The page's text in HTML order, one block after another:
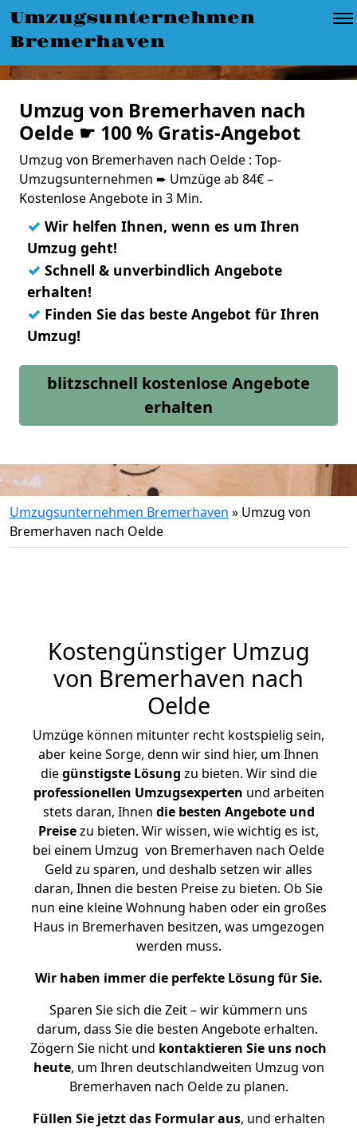
Umzugsunternehmen
Bremerhaven
Umzug von Bremerhaven nach
Oelde ☛ 100 % Gratis-Angebot
Umzug von Bremerhaven nach Oelde : Top-
Umzugsunternehmen ➨ Umzüge ab 84€ –
Kostenlose Angebote in 3 Min.
✓ Wir helfen Ihnen, wenn es um Ihren
Umzug geht!
✓ Schnell & unverbindlich Angebote
erhalten!
✓ Finden Sie das beste Angebot für Ihren
Umzug!
blitzschnell kostenlose Angebote
erhalten
Umzugsunternehmen Bremerhaven » Umzug von
Bremerhaven nach Oelde
Kostengünstiger Umzug
von Bremerhaven nach
Oelde
Umzüge können mitunter recht kostspielig sein,
aber keine Sorge, denn wir sind hier, um Ihnen
diegünstigste Lösung zu bieten. Wir sind die
professionellen Umzugsexperten und arbeiten
stets daran, Ihnen die besten Angebote und
Preisezu bieten. Wir wissen, wie wichtig es ist,
bei einem Umzug von Bremerhaven nach Oelde
Geld zu sparen, und deshalb setzen wir alles
daran, Ihnen die besten Preise zu bieten. Ob Sie
nun eine kleine Wohnung haben oder ein großes
Haus in Bremerhaven besitzen, was umgezogen
werden muss.
Wir haben immer die perfekte Lösung für Sie.
Sparen Sie sich die Zeit – wir kümmern uns
darum, dass Sie die besten Angebote erhalten.
Zögern Sie nicht und kontaktieren Sie uns noch
heute, um Ihren deutschlandweiten Umzug von
Bremerhaven nach Oelde zu planen.
Füllen Sie jetzt das Formular aus, und erhalten